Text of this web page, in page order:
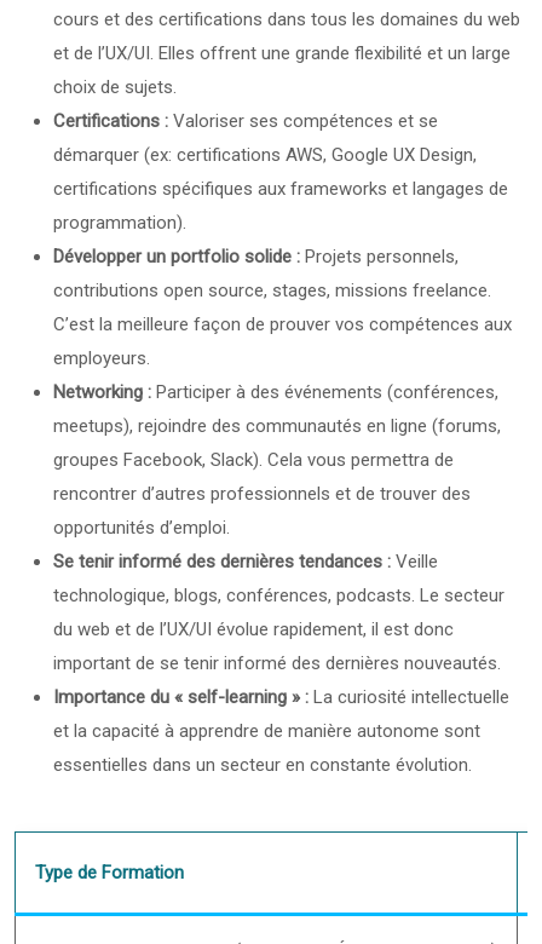
cours et des certifications dans tous les domaines du web
et de l’UX/UI. Elles offrent une grande flexibilité et un large
choix de sujets.
Certifications : Valoriser ses compétences et se
démarquer (ex: certifications AWS, Google UX Design,
certifications spécifiques aux frameworks et langages de
programmation).
Développer un portfolio solide : Projets personnels,
contributions open source, stages, missions freelance.
C’est la meilleure façon de prouver vos compétences aux
employeurs.
Networking : Participer à des événements (conférences,
meetups), rejoindre des communautés en ligne (forums,
groupes Facebook, Slack). Cela vous permettra de
rencontrer d’autres professionnels et de trouver des
opportunités d’emploi.
Se tenir informé des dernières tendances : Veille
technologique, blogs, conférences, podcasts. Le secteur
du web et de l’UX/UI évolue rapidement, il est donc
important de se tenir informé des dernières nouveautés.
Importance du « self-learning » : La curiosité intellectuelle
et la capacité à apprendre de manière autonome sont
essentielles dans un secteur en constante évolution.
Type de Formation